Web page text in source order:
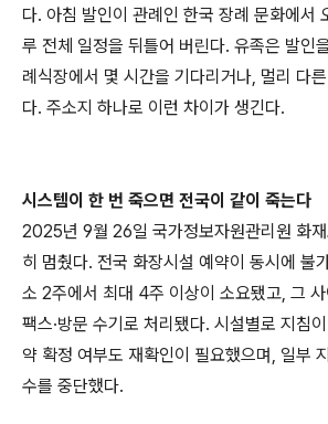
다. 아침 발인이 관례인 한국 장례 문화에서
루 전체 일정을 뒤틀어 버린다. 유족은 발인
례식장에서 몇 시간을 기다리거나, 멀리 다
다. 주소지 하나로 이런 차이가 생긴다.
시스템이 한 번 죽으면 전국이 같이 죽는다
2025년 9월 26일 국가정보자원관리원 화
히 멈췄다. 전국 화장시설 예약이 동시에 불
소 2주에서 최대 4주 이상이 소요됐고, 그 사
팩스·방문 수기로 처리됐다. 시설별로 지침
약 확정 여부도 재확인이 필요했으며, 일부
수를 중단했다.